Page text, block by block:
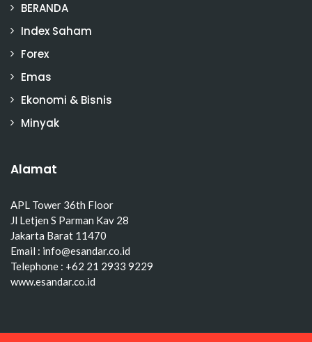
BERANDA
Index Saham
Forex
Emas
Ekonomi & Bisnis
Minyak
Alamat
APL Tower 36th Floor
Jl Letjen S Parman Kav 28
Jakarta Barat 11470
Email : info@esandar.co.id
Telephone : +62 21 2933 9229
www.esandar.co.id